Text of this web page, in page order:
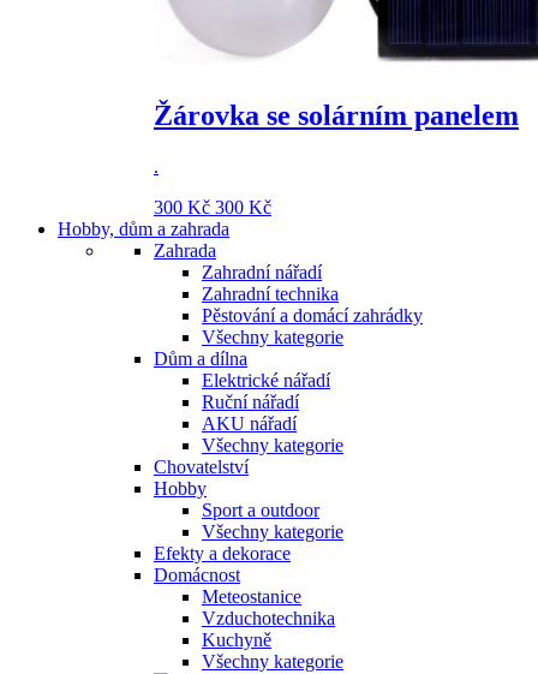
Žárovka se solárním panelem
.
300 Kč 300 Kč
Hobby, dům a zahrada
Zahrada
Zahradní nářadí
Zahradní technika
Pěstování a domácí zahrádky
Všechny kategorie
Dům a dílna
Elektrické nářadí
Ruční nářadí
AKU nářadí
Všechny kategorie
Chovatelství
Hobby
Sport a outdoor
Všechny kategorie
Efekty a dekorace
Domácnost
Meteostanice
Vzduchotechnika
Kuchyně
Všechny kategorie